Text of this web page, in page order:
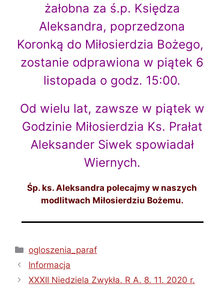
żałobna za ś.p. Księdza
Aleksandra, poprzedzona
Koronką do Miłosierdzia Bożego,
zostanie odprawiona w piątek 6
listopada o godz. 15:00.
Od wielu lat, zawsze w piątek w
Godzinie Miłosierdzia Ks. Prałat
Aleksander Siwek spowiadał
Wiernych.
Śp. ks. Aleksandra polecajmy w naszych
modlitwach Miłosierdziu Bożemu.
Kategorie
ogloszenia_paraf
Informacja
XXXII Niedziela Zwykła. R A. 8. 11. 2020 r.